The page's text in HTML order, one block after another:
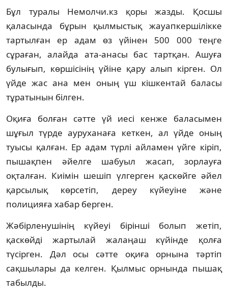
Бұл туралы Немолчи.кз қоры жазды. Қосшы
қаласында бұрын қылмыстық жауапкершілікке
тартылған ер адам өз үйінен 500 000 теңге
сұраған, алайда ата-анасы бас тартқан. Ашуға
булығып, көршісінің үйіне қару алып кірген. Ол
үйде жас ана мен оның үш кішкентай баласы
тұратынын білген.
Оқиға болған сәтте үй иесі кенже баласымен
шұғыл түрде ауруханаға кеткен, ал үйде оның
туысы қалған. Ер адам түрлі айламен үйге кіріп,
пышақпен әйелге шабуыл жасап, зорлауға
оқталған. Киімін шешіп үлгерген қаскөйге әйел
қарсылық көрсетіп, дереу күйеуіне және
полицияға хабар берген.
Жәбірленушінің күйеуі бірінші болып жетіп,
қаскөйді жартылай жалаңаш күйінде қолға
түсірген. Дәл осы сәтте оқиға орнына тәртіп
сақшылары да келген. Қылмыс орнында пышақ
табылды.